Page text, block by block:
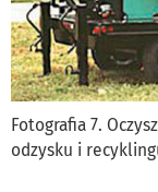
Fotografia 7.
odzysku i